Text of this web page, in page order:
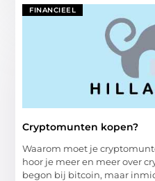
FINANCIEEL
Cryptomunten kopen?
Waarom moet je
hoor je meer en meer over
begon bij bitcoin, maar